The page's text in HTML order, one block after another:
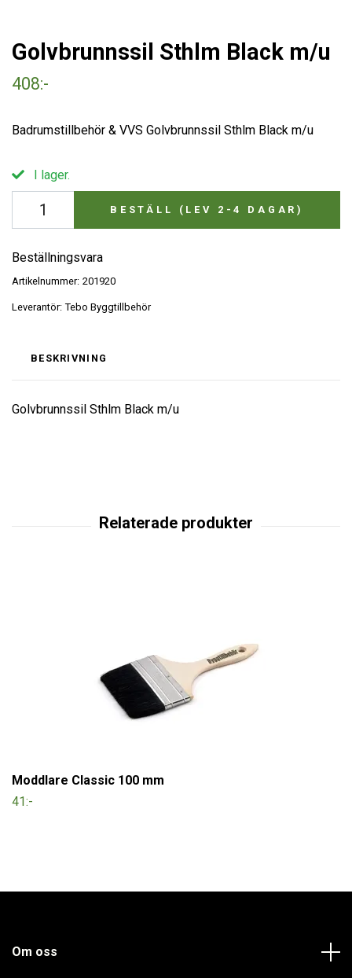
Golvbrunnssil Sthlm Black m/u
408:-
Badrumstillbehör & VVS Golvbrunnssil Sthlm Black m/u
I lager.
BESTÄLL (LEV 2-4 DAGAR)
Beställningsvara
Artikelnummer: 201920
Leverantör: Tebo Byggtillbehör
BESKRIVNING
Golvbrunnssil Sthlm Black m/u
Moddlare Classic 100 mm
41:-
Om oss